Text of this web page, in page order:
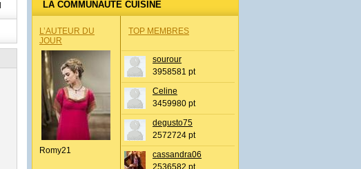
LA COMMUNAUTÉ CUISINE
L’AUTEUR DU
JOUR
Romy21
TOP MEMBRES
sourour
3958581 pt
Celine
3459980 pt
degusto75
2572724 pt
cassandra06
2536582 pt